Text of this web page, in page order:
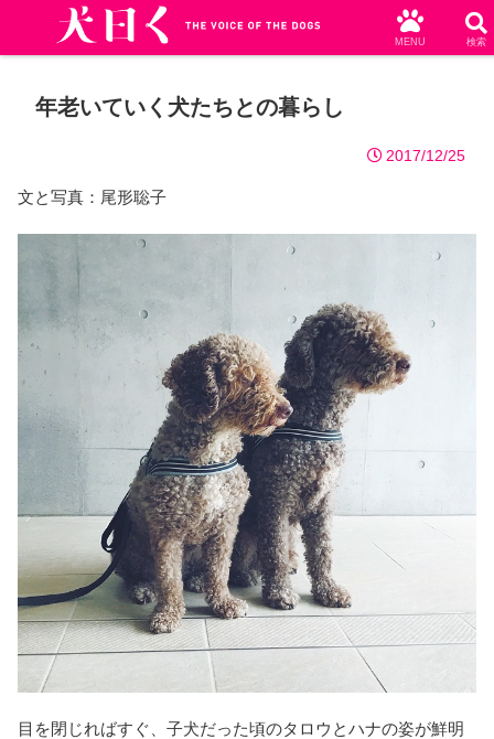
年老いていく犬たちとの暮らし
2017/12/25
文と写真：尾形聡子
目を閉じればすぐ、子犬だった頃のタロウとハナの姿が鮮明
MENU 検索